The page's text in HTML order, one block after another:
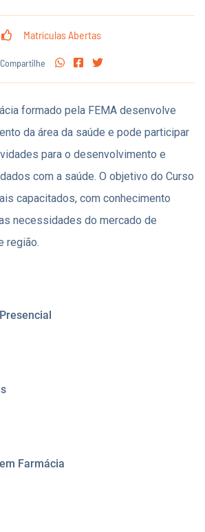
Matrículas Abertas
Compartilhe
formado pela FEMA desenvolve
da área da saúde e pode participar
para o desenvolvimento e
com a saúde. O objetivo do Curso
capacitados, com conhecimento
necessidades do mercado de
região.
Farmácia